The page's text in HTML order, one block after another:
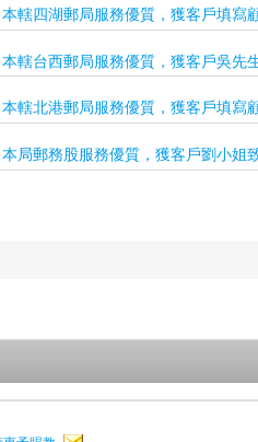
本轄四湖郵局服務優質，獲客戶填寫
本轄台西郵局服務優質，獲客戶吳先
本轄北港郵局服務優質，獲客戶填寫
本局郵務股服務優質，獲客戶劉小姐